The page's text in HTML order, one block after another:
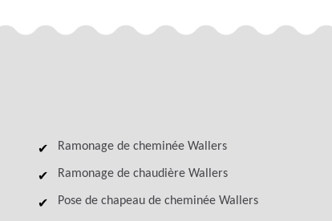
Ramonage de cheminée Wallers
Ramonage de chaudière Wallers
Pose de chapeau de cheminée Wallers